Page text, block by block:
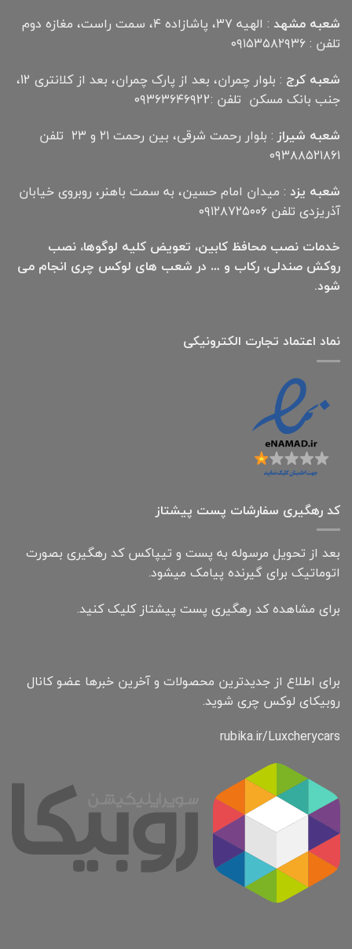
شعبه مشهد
: الهیه ۳۷، پاشازاده ۴، سمت راست، مغازه دوم
تلفن : ۰۹۱۵۳۵۸۲۹۳۶
شعبه کرج
: بلوار چمران، بعد از پارک چمران، بعد از کلانتری 12،
جنب بانک مسکن تلفن :۰۹۳۶۳۶۴۶۹22
شعبه شیراز
: بلوار رحمت شرقی، بین رحمت ۲۱ و ۲۳ تلفن
۰۹۳۸۸۵۲۱۸۶۱
شعبه یزد : میدان امام حسین، به سمت باهنر، روبروی خیابان
آذریزدی تلفن ۰۹۱۲۸۷۲۵۰۰۶
خدمات نصب محافظ کابین، تعویض کلیه لوگوها، نصب
روکش صندلی، رکاب و … در شعب های لوکس چری انجام می
شود.
نماد اعتماد تجارت الكترونیكی
کد رهگیری سفارشات پست پیشتاز
بعد از تحویل مرسوله به پست و تیپاکس کد رهگیری بصورت
اتوماتیک برای گیرنده پیامک میشود.
برای مشاهده کد رهگیری پست پیشتاز کلیک کنید.
برای اطلاع از جدیدترین محصولات و آخرین خبرها عضو کانال
روبیکای لوکس چری شوید.
rubika.ir/Luxcherycars